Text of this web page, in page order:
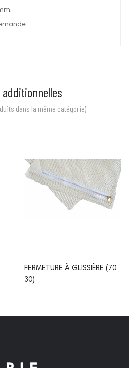
additionnelles
dans la même catégorie)
FERMETURE À GLISSIÈRE (70
30)